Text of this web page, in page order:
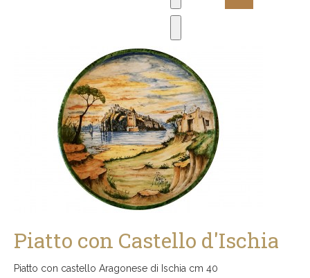
Piatto con Castello d'Ischia
Piatto con castello Aragonese di Ischia cm 40